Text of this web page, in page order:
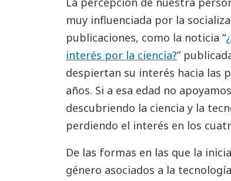
muy influenciada por la
publicaciones, como la noticia “
interés por la ciencia?”
despiertan su interés hacia las
años. Si a esa edad no
descubriendo la ciencia y la
perdiendo el interés en los
De las formas en las que la
género asociados a la